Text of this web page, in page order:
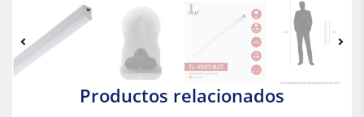
Productos relacionados